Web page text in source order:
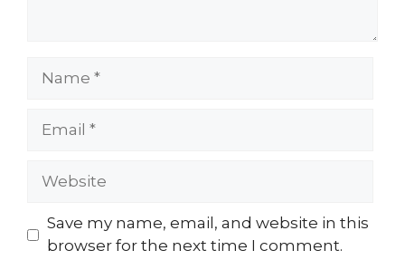
Save my name, email, and website in this
browser for the next time I comment.